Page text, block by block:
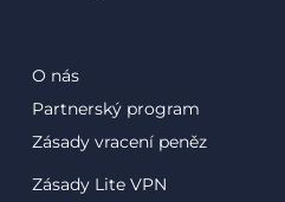
O nás
Partnerský program
Zásady vracení peněz
Zásady Lite VPN